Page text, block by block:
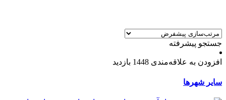
جستجو پیشرفته
افزودن به علاقه‌مندی 1448 بازدید
سایر شهرها